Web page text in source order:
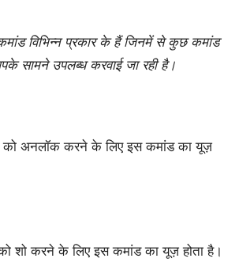
विभिन्न प्रकार के हैं जिनमें से कुछ कमांड
सामने उपलब्ध करवाई जा रही है।
को अनलॉक करने के लिए इस कमांड का यूज़
शो करने के लिए इस कमांड का यूज़ होता है।